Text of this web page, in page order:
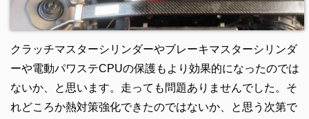
クラッチマスターシリンダーやブレーキマスターシリンダ
ーや電動パワステCPUの保護もより効果的になったのでは
ないか、と思います。走っても問題ありませんでした。そ
れどころか熱対策強化できたのではないか、と思う次第で